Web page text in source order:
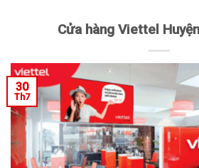
Cửa hàng Viettel
30
Th7